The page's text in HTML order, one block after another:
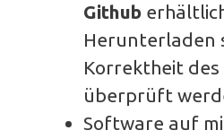
Github
Herunterladen
Korrektheit
überprüft
Software auf